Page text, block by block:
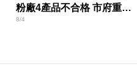
粉廠4產品不合格 市府重罰
384萬元
8/4